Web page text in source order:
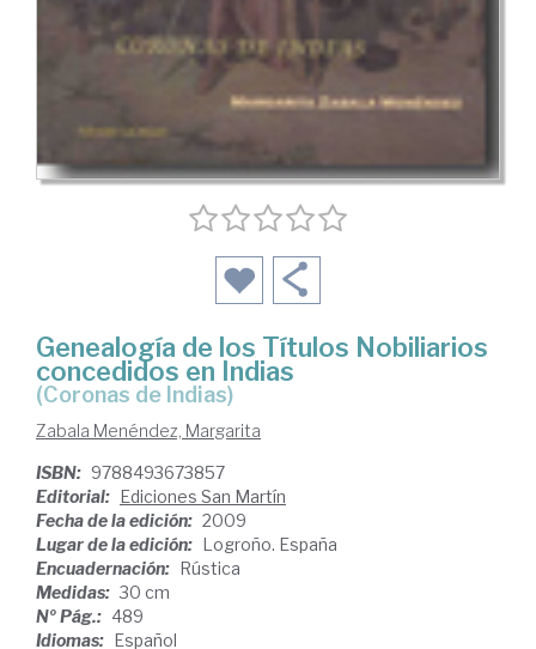
Genealogía de los Títulos Nobiliarios
concedidos en Indias
(Coronas de Indias)
Zabala Menéndez, Margarita
ISBN: 9788493673857
Editorial: Ediciones San Martín
Fecha de la edición: 2009
Lugar de la edición: Logroño. España
Encuadernación: Rústica
Medidas: 30 cm
Nº Pág.: 489
Idiomas: Español